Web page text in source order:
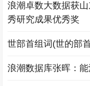
浪潮卓数大数据获
秀研究成果优秀奖
世部首组词(世的部
浪潮数据库张晖：